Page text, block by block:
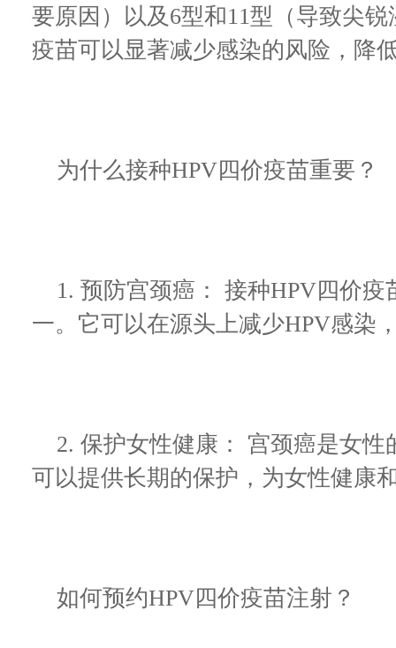
要原因）以及6型和11型（导致尖
疫苗可以显著减少感染的风险，降
为什么接种HPV四价疫苗重要？
1. 预防宫颈癌： 接种HPV四价疫
一。它可以在源头上减少HPV感染
2. 保护女性健康： 宫颈癌是女性
可以提供长期的保护，为女性健康
如何预约HPV四价疫苗注射？